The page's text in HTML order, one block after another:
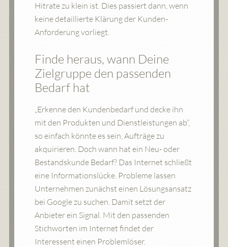
Hitrate zu klein ist. Dies passiert dann, wenn
keine detaillierte Klärung der Kunden-
Anforderung vorliegt.
Finde heraus, wann Deine
Zielgruppe den passenden
Bedarf hat
„Erkenne den Kundenbedarf und decke ihn
mit den Produkten und Dienstleistungen ab“,
so einfach könnte es sein, Aufträge zu
akquirieren. Doch wann hat ein Neu- oder
Bestandskunde Bedarf? Das Internet schließt
eine Informationslücke. Probleme lassen
Unternehmen zunächst einen Lösungsansatz
bei Google zu suchen. Damit setzt der
Anbieter ein Signal. Mit den passenden
Stichworten im Internet findet der
Interessent einen Problemlöser.